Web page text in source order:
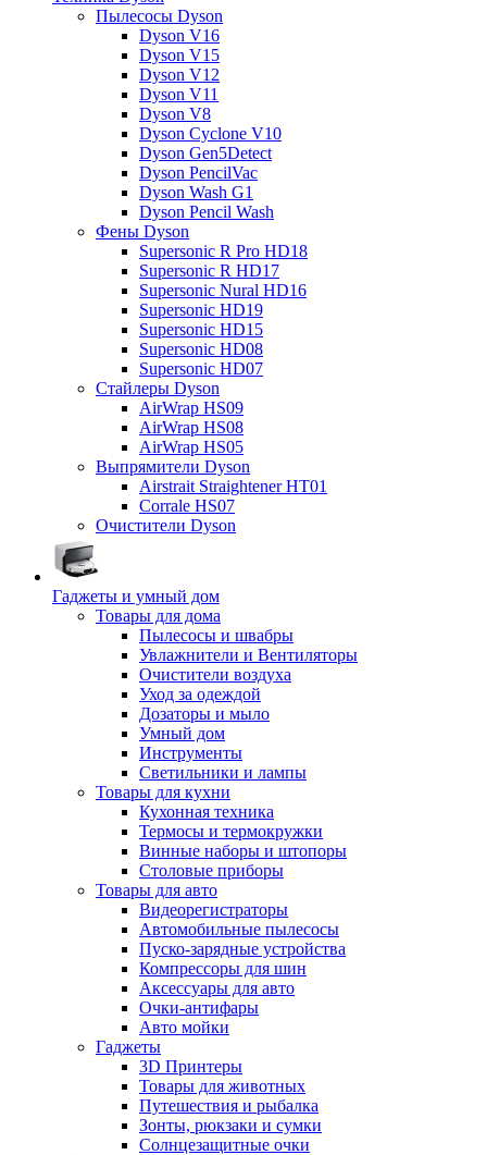
Пылесосы Dyson
Dyson V16
Dyson V15
Dyson V12
Dyson V11
Dyson V8
Dyson Cyclone V10
Dyson Gen5Detect
Dyson PencilVac
Dyson Wash G1
Dyson Pencil Wash
Фены Dyson
Supersonic R Pro HD18
Supersonic R HD17
Supersonic Nural HD16
Supersonic HD19
Supersonic HD15
Supersonic HD08
Supersonic HD07
Стайлеры Dyson
AirWrap HS09
AirWrap HS08
AirWrap HS05
Выпрямители Dyson
Airstrait Straightener HT01
Corrale HS07
Очистители Dyson
Гаджеты и умный дом
Товары для дома
Пылесосы и швабры
Увлажнители и Вентиляторы
Очистители воздуха
Уход за одеждой
Дозаторы и мыло
Умный дом
Инструменты
Светильники и лампы
Товары для кухни
Кухонная техника
Термосы и термокружки
Винные наборы и штопоры
Столовые приборы
Товары для авто
Видеорегистраторы
Автомобильные пылесосы
Пуско-зарядные устройства
Компрессоры для шин
Аксессуары для авто
Очки-антифары
Авто мойки
Гаджеты
3D Принтеры
Товары для животных
Путешествия и рыбалка
Зонты, рюкзаки и сумки
Солнцезащитные очки